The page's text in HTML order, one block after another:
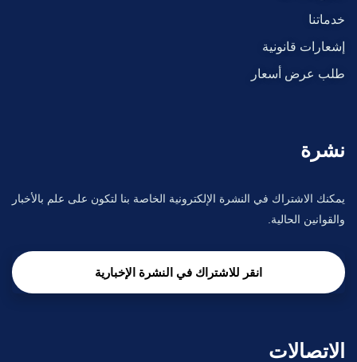
خدماتنا
إشعارات قانونية
طلب عرض أسعار
نشرة
يمكنك الاشتراك في النشرة الإلكترونية الخاصة بنا لتكون على علم بالأخبار
والقوانين الحالية.
انقر للاشتراك في النشرة الإخبارية
الاتصالات